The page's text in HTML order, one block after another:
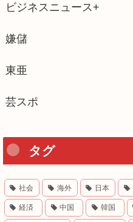
ビジネスニュース+
嫌儲
東亜
芸スポ
タグ
社会 海外 日本
経済 中国 韓国